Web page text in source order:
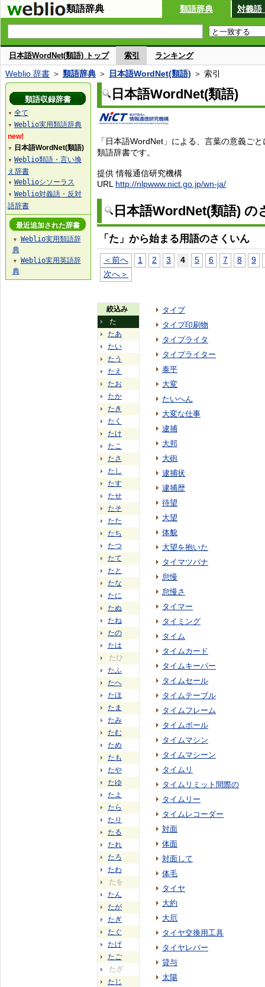
類語辞典 類語辞典 対義語
日本語WordNet(類語) トップ 索引 ランキング
Weblio 辞書 ＞ 類語辞典 ＞ 日本語WordNet(類語) ＞ 索引
日本語WordNet(類語)
「日本語WordNet」による、言葉の意義ご
類語辞書です。
提供 情報通信研究機構
URL http://nlpwww.nict.go.jp/wn-ja/
日本語WordNet(類語) の
「た」から始まる用語のさくいん
＜前へ 1 2 3 4 5 6 7 8
9
次へ＞
絞込み
た
たあ
たい
たう
たえ
たお
たか
たき
たく
たけ
たこ
たさ
たし
たす
たせ
たそ
たた
たち
たつ
たて
たと
たな
たに
たぬ
たね
たの
たは
たひ
たふ
たへ
たほ
たま
たみ
たむ
ため
たも
たや
たゆ
たよ
たら
たり
たる
たれ
たろ
たわ
たを
たん
たが
たぎ
たぐ
たげ
たご
たざ
たじ
タイプ
タイプ印刷物
タイプライタ
タイプライター
泰平
大変
たいへん
大変な仕事
逮捕
大邦
大砲
逮捕状
逮捕歴
待望
大望
体貌
大望を抱いた
タイマツバナ
怠慢
怠慢さ
タイマー
タイミング
タイム
タイムカード
タイムキーパー
タイムセール
タイムテーブル
タイムフレーム
タイムボール
タイムマシン
タイムマシーン
タイムリ
タイムリミット間際の
タイムリー
タイムレコーダー
対面
体面
対面して
体毛
タイヤ
大約
大厄
タイヤ交換用工具
タイヤレバー
貸与
太陽
類語収録辞書
▼ 全て
▼ Weblio実用類語辞典
new!
▼ 日本語WordNet(類語)
▼ Weblio類語・言い換
え辞書
▼ Weblioシソーラス
▼ Weblio対義語・反対
語辞書
最近追加された辞書
▼
Weblio実用類語辞
典
▼
Weblio実用英語辞
典